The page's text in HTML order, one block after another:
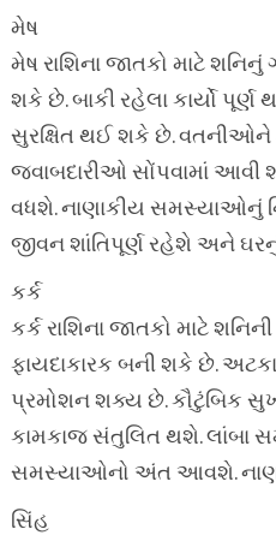
મેષ
મેષ રાશિના જાતકો માટે
શકે છે. બાકી રહેલા કાર્યો પૂર્ણ
સુરક્ષિત થઈ શકે છે. વતનીઓને
જવાબદારીઓ સોંપવામાં આવી
વધશે. નાણાકીય સમસ્યાઓનું
જીવન શાંતિપૂર્ણ રહેશે અને
કર્ક
કર્ક રાશિના જાતકો માટે
ફાયદાકારક બની શકે છે.
પ્રમોશન શક્ય છે. કૌટુંબિક
કામકાજ સંતુલિત થશે. લાંબા
સમસ્યાઓનો અંત આવશે.
સિંહ